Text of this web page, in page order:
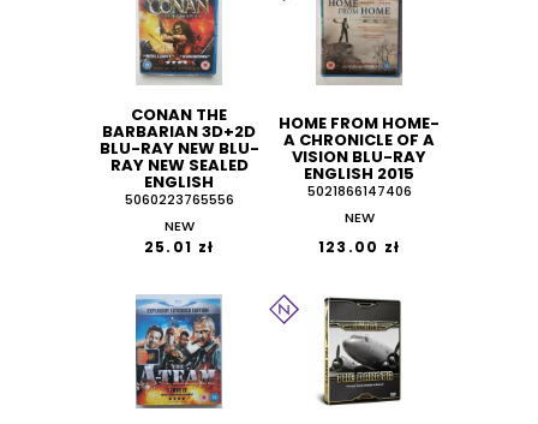
CONAN THE
BARBARIAN 3D+2D
BLU-RAY NEW BLU-
RAY NEW SEALED
ENGLISH
5060223765556
NEW
25.01 zł
HOME FROM HOME-
A CHRONICLE OF A
VISION BLU-RAY
ENGLISH 2015
5021866147406
NEW
123.00 zł